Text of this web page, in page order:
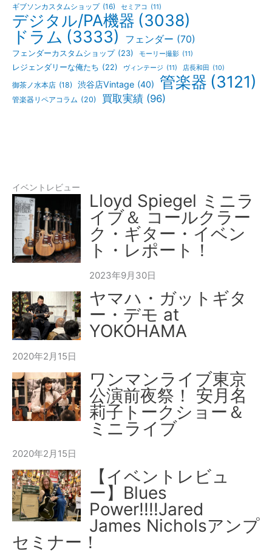
ギブソンカスタムショップ (16) セミアコ (11)
デジタル/PA機器 (3038)
ドラム (3333) フェンダー (70)
フェンダーカスタムショップ (23) モーリー撮影 (11)
レジェンダリーな俺たち (22) ヴィンテージ (11) 店長和田 (10)
御茶ノ水本店 (18) 渋谷店Vintage (40) 管楽器 (3121)
管楽器リペアコラム (20) 買取実績 (96)
イベントレビュー
Lloyd Spiegel ミニラ
イブ＆ コールクラー
ク・ギター・イベン
ト・レポート！
2023年9月30日
ヤマハ・ガットギタ
ー・デモ at
YOKOHAMA
2020年2月15日
ワンマンライブ東京
公演前夜祭！ 安月名
莉子トークショー＆
ミニライブ
2020年2月15日
【イベントレビュ
ー】Blues
Power!!!!Jared
James Nicholsアンプ
セミナー！